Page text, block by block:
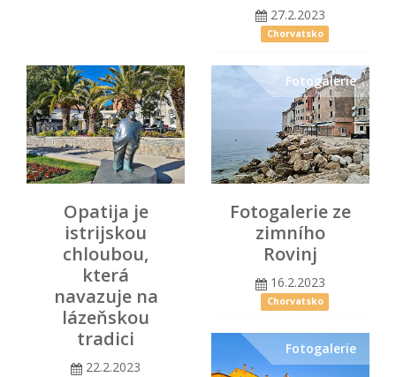
27.2.2023
Chorvatsko
Opatija je
istrijskou
chloubou,
která
navazuje na
lázeňskou
tradici
22.2.2023
Fotogalerie
Fotogalerie ze
zimního
Rovinj
16.2.2023
Chorvatsko
Fotogalerie